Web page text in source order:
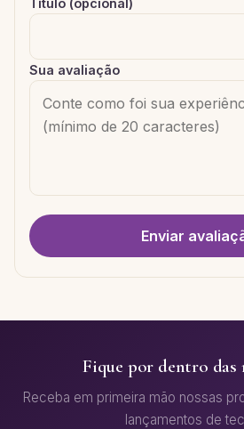
Sua avaliação
Enviar
Fique por dentro das
Receba em primeira mão nossas
lançamentos de